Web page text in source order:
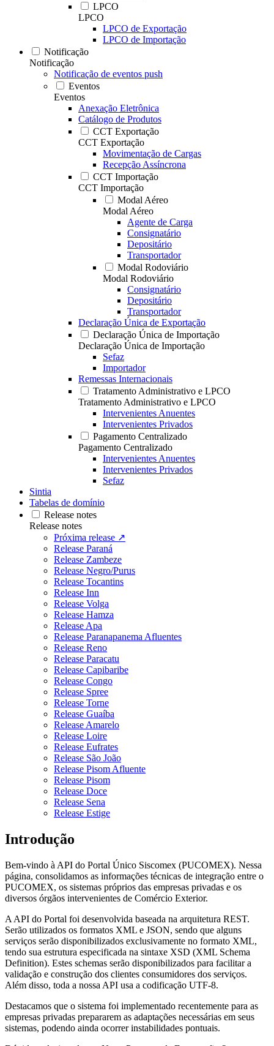
LPCO
LPCO
LPCO de Exportação
LPCO de Importação
Notificação
Notificação
Notificação de eventos push
Eventos
Eventos
Anexação Eletrônica
Catálogo de Produtos
CCT Exportação
CCT Exportação
Movimentação de Cargas
Recepção Assíncrona
CCT Importação
CCT Importação
Modal Aéreo
Modal Aéreo
Agente de Carga
Consignatário
Depositário
Transportador
Modal Rodoviário
Modal Rodoviário
Consignatário
Depositário
Transportador
Declaração Única de Exportação
Declaração Única de Importação
Declaração Única de Importação
Sefaz
Importador
Remessas Internacionais
Tratamento Administrativo e LPCO
Tratamento Administrativo e LPCO
Intervenientes Anuentes
Intervenientes Privados
Pagamento Centralizado
Pagamento Centralizado
Intervenientes Anuentes
Intervenientes Privados
Sefaz
Sintia
Tabelas de domínio
Release notes
Release notes
Próxima release ↗
Release Paraná
Release Zambeze
Release Negro/Purus
Release Tocantins
Release Inn
Release Volga
Release Hamza
Release Apa
Release Paranapanema Afluentes
Release Reno
Release Paracatu
Release Capibaribe
Release Congo
Release Spree
Release Torne
Release Guaíba
Release Amarelo
Release Loire
Release Eufrates
Release São João
Release Pisom Afluente
Release Pisom
Release Doce
Release Sena
Release Estige
Introdução
Bem-vindo à API do Portal Único Siscomex (PUCOMEX). Nessa
página, consolidamos as informações técnicas de integração entre o
PUCOMEX, os sistemas próprios das empresas privadas e os
diversos órgãos intervenientes de Comércio Exterior.
A API do Portal foi desenvolvida baseada na arquitetura REST.
Serão utilizados os formatos XML e JSON, sendo que alguns
serviços serão disponibilizados exclusivamente no formato XML,
tendo sua estrutura especificada na sintaxe XSD (XML Schema
Definition). Estes schemas serão disponibilizados para facilitar a
validação e construção dos clientes consumidores dos serviços.
Além disso, toda a nossa API usa a codificação UTF-8.
Destacamos que o sistema foi implementado recentemente para as
empresas privadas prepararem as adaptações necessárias em seus
sistemas, podendo ainda ocorrer instabilidades pontuais.